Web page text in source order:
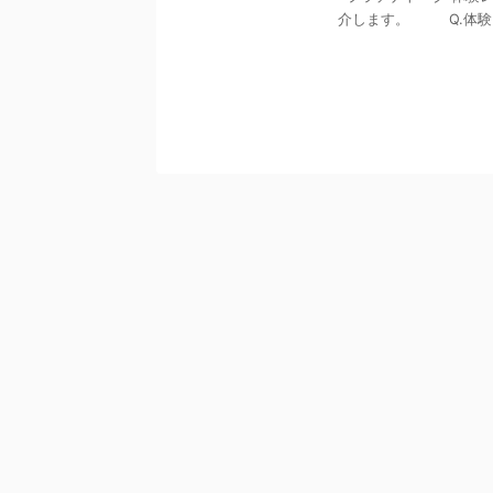
介します。 Q.体験